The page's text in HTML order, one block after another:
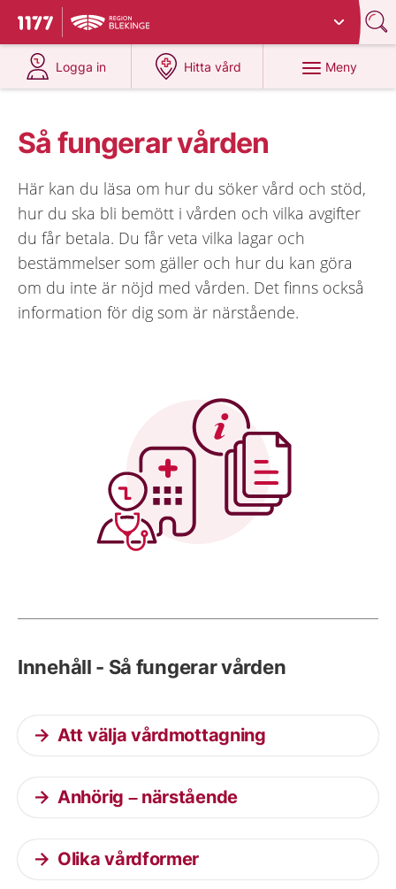
Till startsidan för 1177
Du har valt region
Logga in
på 1177.se
Hitta vård
på 1177.se
Meny
Så fungerar vården
Här kan du läsa om hur du söker vård och stöd,
hur du ska bli bemött i vården och vilka avgifter
du får betala. Du får veta vilka lagar och
bestämmelser som gäller och hur du kan göra
om du inte är nöjd med vården. Det finns också
information för dig som är närstående.
Innehåll - Så fungerar vården
Att välja vårdmottagning
Anhörig – närstående
Olika vårdformer